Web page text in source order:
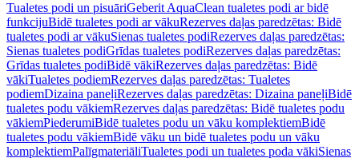
Tualetes podi un pisuāriGeberit AquaClean tualetes podi ar bidē
funkcijuBidē tualetes podi ar vākuRezerves daļas paredzētas: Bidē
tualetes podi ar vākuSienas tualetes podiRezerves daļas paredzētas:
Sienas tualetes podiGrīdas tualetes podiRezerves daļas paredzētas:
Grīdas tualetes podiBidē vākiRezerves daļas paredzētas: Bidē
vākiTualetes podiemRezerves daļas paredzētas: Tualetes
podiemDizaina paneļiRezerves daļas paredzētas: Dizaina paneļiBidē
tualetes podu vākiemRezerves daļas paredzētas: Bidē tualetes podu
vākiemPiederumiBidē tualetes podu un vāku komplektiemBidē
tualetes podu vākiemBidē vāku un bidē tualetes podu un vāku
komplektiemPalīgmateriāliTualetes podi un tualetes poda vākiSienas